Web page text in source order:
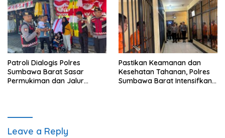
Patroli Dialogis Polres
Sumbawa Barat Sasar
Permukiman dan Jalur
Pastikan Keamanan dan
Kesehatan Tahanan, Polres
Sumbawa Barat Intensifkan
Leave a Reply